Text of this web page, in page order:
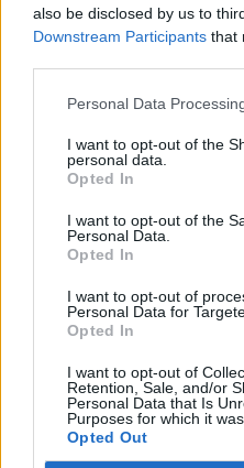
also be disclosed by us to
Downstream Participants that
Personal Data
I want to opt-out of the
personal data.
Opted In
I want to opt-out of the
Personal Data.
Opted In
I want to opt-out of
Personal Data for
Opted In
I want to opt-out of
Retention, Sale, and/or
Personal Data that Is
Purposes for which it
Opted Out
Ахмети
ЗА
објава
итно ја
одлука“
БИДЕ ЗА
СУДСКАТА МАФИЈА